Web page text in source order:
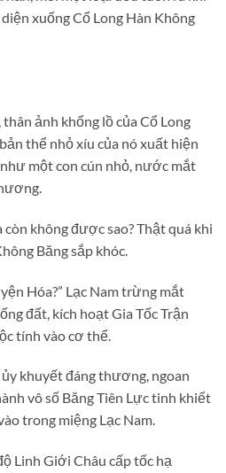
xuống Cổ Long Hàn Không
ảnh khổng lồ của Cổ Long
thể nhỏ xíu của nó xuất hiện
một con cún nhỏ, nước mắt
không được sao? Thật quá khi
Băng sắp khóc.
Hóa?” Lạc Nam trừng mắt
đất, kích hoạt Gia Tốc Trận
tính vào cơ thể.
khuyết đáng thương, ngoan
vô số Băng Tiên Lực tinh khiết
trong miệng Lạc Nam.
Linh Giới Châu cấp tốc hạ